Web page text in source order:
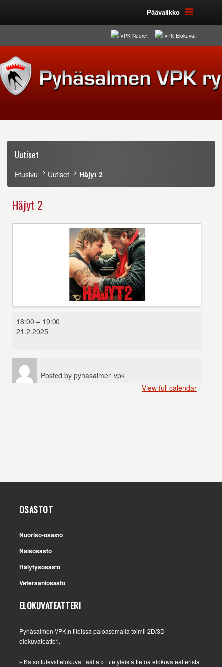
Päävalikko
VPK Nuoret VPK Elokuvat
Uutiset
Etusivu Uutiset Häjyt 2
Häjyt 2
18:00 – 19:00
21.2.2025
Posted by pyhasalmen vpk
View full calendar
OSASTOT
Nuoriso-osasto
Naisosasto
Hälytysosasto
Veteraaniosasto
ELOKUVATEATTERI
Pyhäsalmen VPK:n tiloissa paloasemalla toimii 2D/3D
elokuvateatteri.
» Katso tulevat elokuvat täältä » Lue yleistä tietoa elokuvateatterista